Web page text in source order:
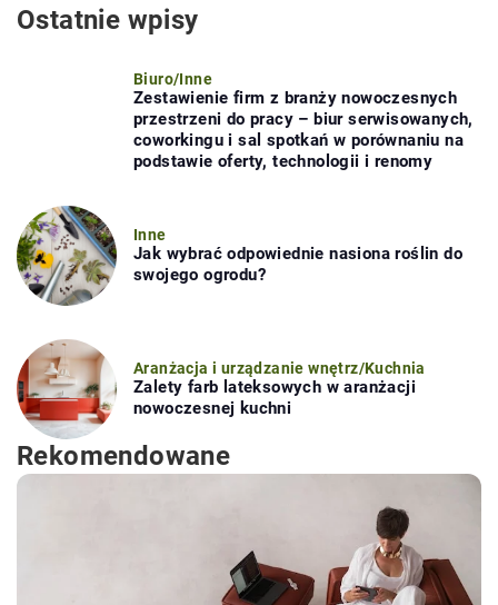
Ostatnie wpisy
Biuro/Inne
Zestawienie firm z branży nowoczesnych
przestrzeni do pracy – biur serwisowanych,
coworkingu i sal spotkań w porównaniu na
podstawie oferty, technologii i renomy
Inne
Jak wybrać odpowiednie nasiona roślin do
swojego ogrodu?
Aranżacja i urządzanie wnętrz/Kuchnia
Zalety farb lateksowych w aranżacji
nowoczesnej kuchni
Rekomendowane